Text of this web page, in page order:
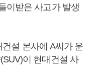
이받은 사고가 발생
설 본사에 A씨가 운
이 현대건설 사